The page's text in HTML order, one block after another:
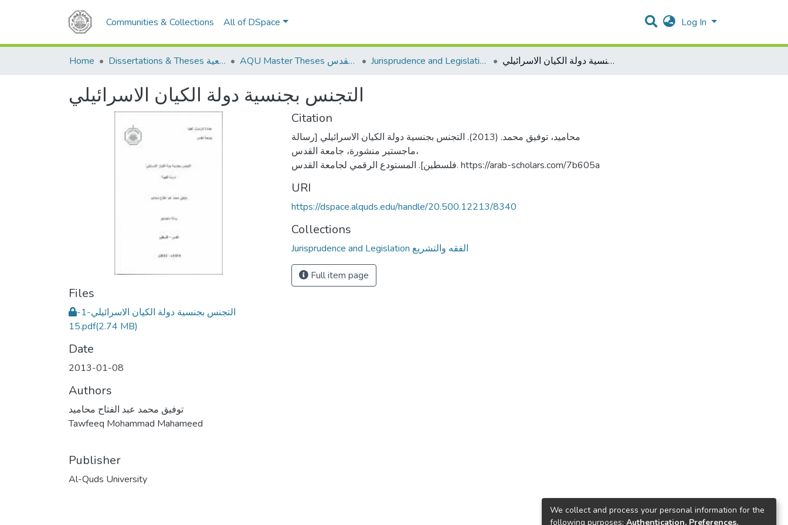
Communities & Collections All of DSpace Log In
Home Dissertations & Theses الرسائل الجامعية AQU Master Theses الرسائل الجامعية الخاصة بجامعة القدس Jurisprudence and Legislation الفقه والتشريع التجنس بجنسية دولة الكيان الاسرائيلي
التجنس بجنسية دولة الكيان الاسرائيلي
Files
التجنس بجنسية دولة الكيان الاسرائيلي-1-
15.pdf(2.74 MB)
Date
2013-01-08
Authors
توفيق محمد عبد الفتاح محاميد
Tawfeeq Mohammad Mahameed
Publisher
Al-Quds University
Citation
محاميد، توفيق محمد. (2013). التجنس بجنسية دولة الكيان الاسرائيلي [رسالة
ماجستير منشورة، جامعة القدس،
فلسطين]. المستودع الرقمي لجامعة القدس. https://arab-scholars.com/7b605a
URI
https://dspace.alquds.edu/handle/20.500.12213/8340
Collections
Jurisprudence and Legislation الفقه والتشريع
Full item page
We collect and process your personal information for the
following purposes: Authentication, Preferences,